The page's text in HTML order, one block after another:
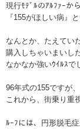
現行ﾓﾃﾞﾙのｱﾙﾌｧｰか
『155がほしい病』
なんとか、たえてい
購入しちゃいまいした
なかなか強いｳｲﾙｽで
96年式の155ですが
これから、街乗り重
ﾙｰﾌには、円形脱毛